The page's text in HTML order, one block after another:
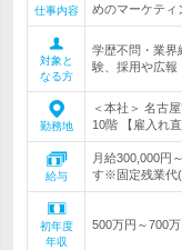
仕事内容
めのマーケティ
対象と
なる方
学歴不問・業界
験、採用や広報
勤務地
＜本社＞ 名古
10階 【雇入れ
給与
月給300,000円
す※固定残業代
初年度
年収
500万円～700万